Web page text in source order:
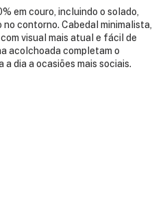
em couro, incluindo o solado,
contorno. Cabedal minimalista,
visual mais atual e fácil de
acolchoada completam o
dia a ocasiões mais sociais.